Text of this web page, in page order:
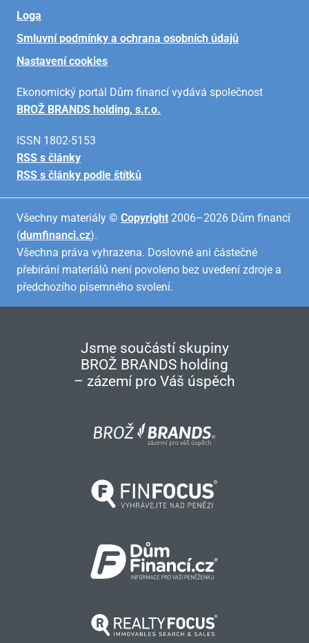
Loga
Smluvní podmínky a ochrana osobních údajů
Nastavení cookies
Ekonomický portál Dům financí vydává společnost
BROŽ BRANDS holding, s.r.o.
ISSN 1802-5153
RSS s články
RSS s články podle štítků
Všechny materiály © Copyright 2006–2026 Dům financí
(dumfinanci.cz).
Všechna práva vyhrazena. Doslovné ani částečné
přebírání materiálů není povoleno bez uvedení zdroje a
předchozího písemného svolení.
Jsme součástí skupiny
BROŽ BRANDS holding
– zázemí pro Váš úspěch